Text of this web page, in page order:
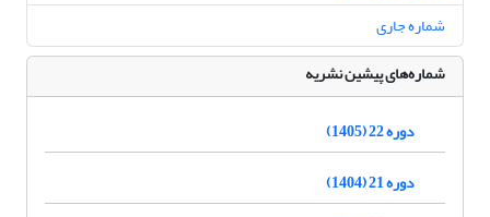
شماره جاری
شماره‌های پیشین نشریه
دوره 22 (1405)
دوره 21 (1404)